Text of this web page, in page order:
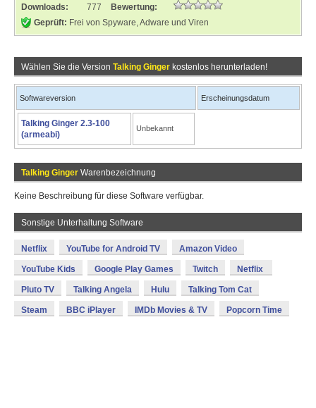
Downloads:
777
Bewertung:
Geprüft: Frei von Spyware, Adware und Viren
Wählen Sie die Version Talking Ginger kostenlos herunterladen!
Softwareversion Erscheinungsdatum
Talking Ginger 2.3-100
(armeabi)
Unbekannt
Talking Ginger Warenbezeichnung
Keine Beschreibung für diese Software verfügbar.
Sonstige Unterhaltung Software
Netflix YouTube for Android TV Amazon Video
YouTube Kids Google Play Games Twitch Netflix
Pluto TV Talking Angela Hulu Talking Tom Cat
Steam BBC iPlayer IMDb Movies & TV Popcorn Time